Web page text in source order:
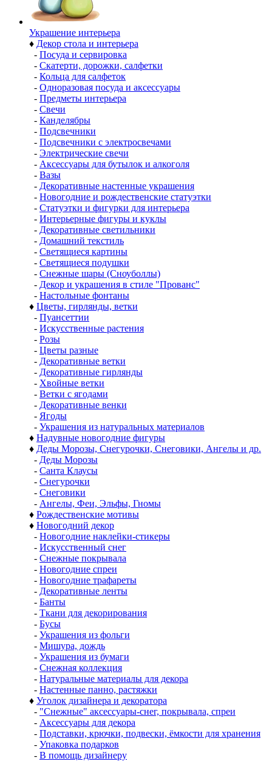
Украшение интерьера
♦ Декор стола и интерьера
- Посуда и сервировка
- Скатерти, дорожки, салфетки
- Кольца для салфеток
- Одноразовая посуда и аксессуары
- Предметы интерьера
- Свечи
- Канделябры
- Подсвечники
- Подсвечники с электросвечами
- Электрические свечи
- Аксессуары для бутылок и алкоголя
- Вазы
- Декоративные настенные украшения
- Новогодние и рождественские статуэтки
- Статуэтки и фигурки для интерьера
- Интерьерные фигуры и куклы
- Декоративные светильники
- Домашний текстиль
- Светящиеся картины
- Светящиеся подушки
- Снежные шары (Сноуболлы)
- Декор и украшения в стиле "Прованс"
- Настольные фонтаны
♦ Цветы, гирлянды, ветки
- Пуансеттии
- Искусственные растения
- Розы
- Цветы разные
- Декоративные ветки
- Декоративные гирлянды
- Хвойные ветки
- Ветки с ягодами
- Декоративные венки
- Ягоды
- Украшения из натуральных материалов
♦ Надувные новогодние фигуры
♦ Деды Морозы, Снегурочки, Снеговики, Ангелы и др.
- Деды Морозы
- Санта Клаусы
- Снегурочки
- Снеговики
- Ангелы, Феи, Эльфы, Гномы
♦ Рождественские мотивы
♦ Новогодний декор
- Новогодние наклейки-стикеры
- Искусственный снег
- Снежные покрывала
- Новогодние спреи
- Новогодние трафареты
- Декоративные ленты
- Банты
- Ткани для декорирования
- Бусы
- Украшения из фольги
- Мишура, дождь
- Украшения из бумаги
- Снежная коллекция
- Натуральные материалы для декора
- Настенные панно, растяжки
♦ Уголок дизайнера и декоратора
- "Снежные" аксессуары-снег, покрывала, спреи
- Аксессуары для декора
- Подставки, крючки, подвески, ёмкости для хранения
- Упаковка подарков
- В помощь дизайнеру